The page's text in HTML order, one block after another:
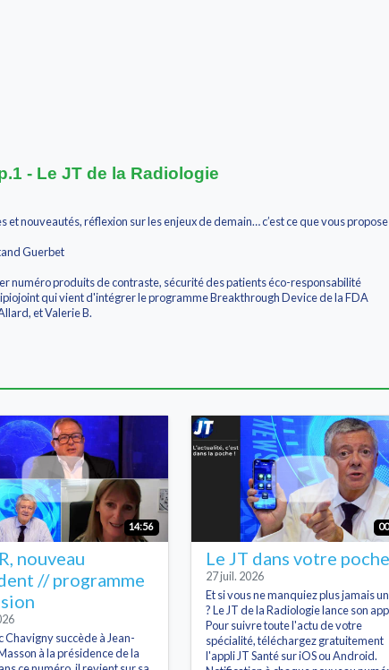
- Le JT de la Radiologie
et nouveautés, réflexion sur les enjeux de demain… c’est ce que vous
Guerbet
numéro produits de contraste, sécurité des patients éco-responsabilité
qui vient d'intégrer le programme Breakthrough Device de la FDA
et Valerie B.
14:56
nouveau
// programme
Chavigny succède à Jean-
à la présidence de la
Le JT dans votre poche
27 juil. 2026
Et si vous ne manquiez plus jamais
? Le JT de la Radiologie lance son
Pour suivre toute l'actu de votre
spécialité, téléchargez gratuitement
l'appli JT Santé sur iOS ou Android.